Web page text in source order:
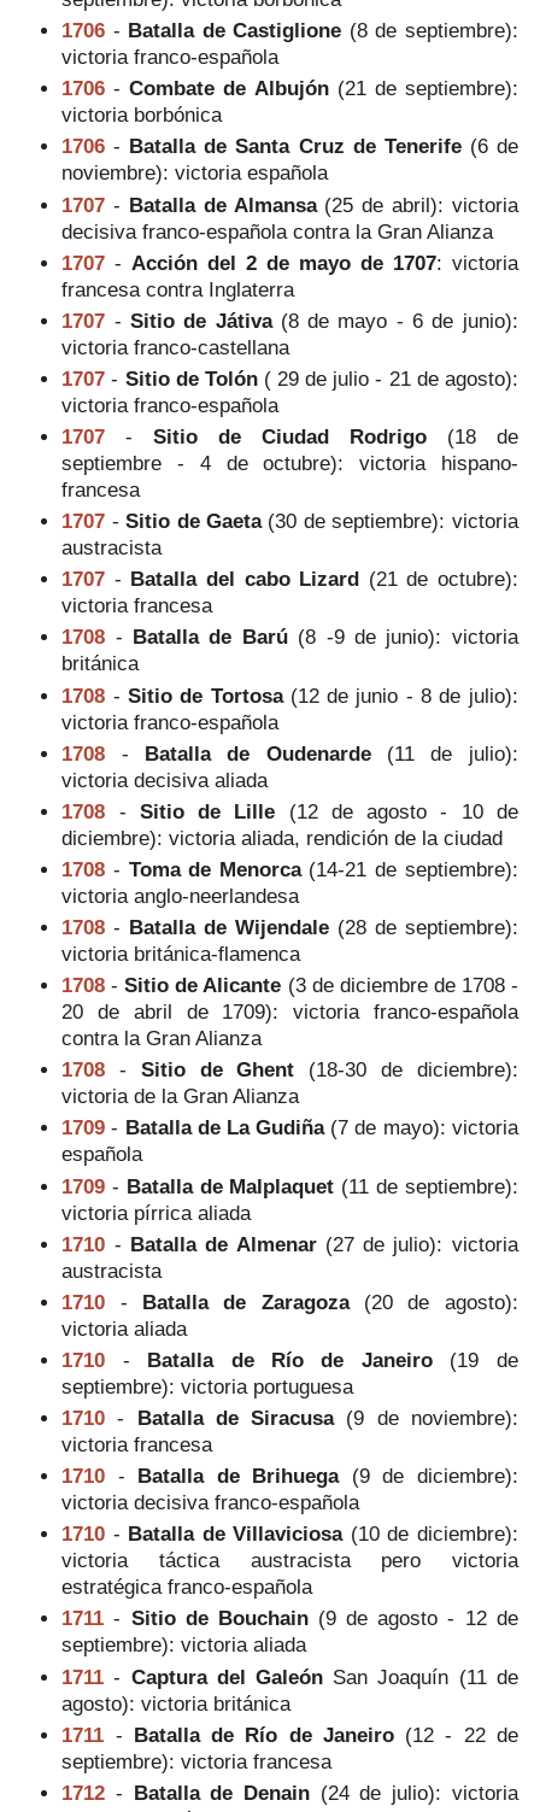
1706 - Batalla de Castiglione (8 de septiembre):
victoria franco-española
1706 -Combate de Albujón(21 de septiembre):
victoria borbónica
1706 - Batalla de Santa Cruz de Tenerife(6 de
noviembre): victoria española
1707 - Batalla de Almansa(25 de abril): victoria
decisiva franco-española contra la Gran Alianza
1707 - Acción del 2 de mayo de 1707: victoria
francesa contra Inglaterra
1707 - Sitio de Játiva (8 de mayo - 6 de junio):
victoria franco-castellana
1707 - Sitio de Tolón( 29 de julio - 21 de agosto):
victoria franco-española
1707 -Sitio de Ciudad Rodrigo(18 de
septiembre - 4 de octubre): victoria hispano-
francesa
1707 -Sitio de Gaeta(30 de septiembre): victoria
austracista
1707 - Batalla del cabo Lizard
(21 de octubre):
victoria francesa
1708 - Batalla de Barú(8 -9 de junio): victoria
británica
1708 - Sitio de Tortosa(12 de junio - 8 de julio):
victoria franco-española
1708 - Batalla de Oudenarde(11 de julio):
victoria decisiva aliada
1708 - Sitio de Lille (12 de agosto - 10 de
diciembre): victoria aliada, rendición de la ciudad
1708 - Toma de Menorca(14-21 de septiembre):
victoria anglo-neerlandesa
1708 - Batalla de Wijendale(28 de septiembre):
victoria británica-flamenca
1708 -Sitio de Alicante (3 de diciembre de 1708 -
20 de abril de 1709): victoria franco-española
contra la Gran Alianza
1708 - Sitio de Ghent (18-30 de diciembre):
victoria de la Gran Alianza
1709 - Batalla de La Gudiña(7 de mayo): victoria
española
1709 - Batalla de Malplaquet (11 de septiembre):
victoria pírrica aliada
1710 - Batalla de Almenar(27 de julio): victoria
austracista
1710 - Batalla de Zaragoza(20 de agosto):
victoria aliada
1710 - Batalla de Río de Janeiro(19 de
septiembre): victoria portuguesa
1710 - Batalla de Siracusa(9 de noviembre):
victoria francesa
1710 - Batalla de Brihuega(9 de diciembre):
victoria decisiva franco-española
1710 - Batalla de Villaviciosa(10 de diciembre):
victoria táctica austracista pero victoria
estratégica franco-española
1711 - Sitio de Bouchain(9 de agosto - 12 de
septiembre): victoria aliada
1711 - Captura del Galeón San Joaquín (11 de
agosto): victoria británica
1711 - Batalla de Río de Janeiro(12 - 22 de
septiembre): victoria francesa
1712 - Batalla de Denain (24 de julio): victoria